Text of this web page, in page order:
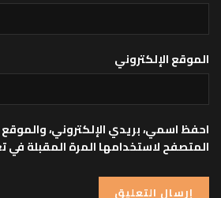
الموقع الإلكتروني
احفظ اسمي، بريدي الإلكتروني،
المتصفح لاستخدامها المرة المقبلة في